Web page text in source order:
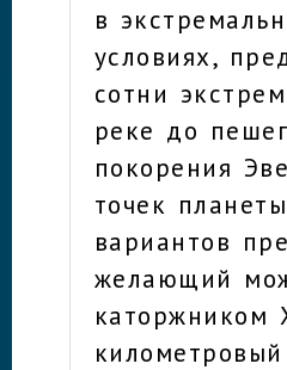
в
условиях,
сотни
реке до
покорения
точек
вариантов
желающий
каторжником